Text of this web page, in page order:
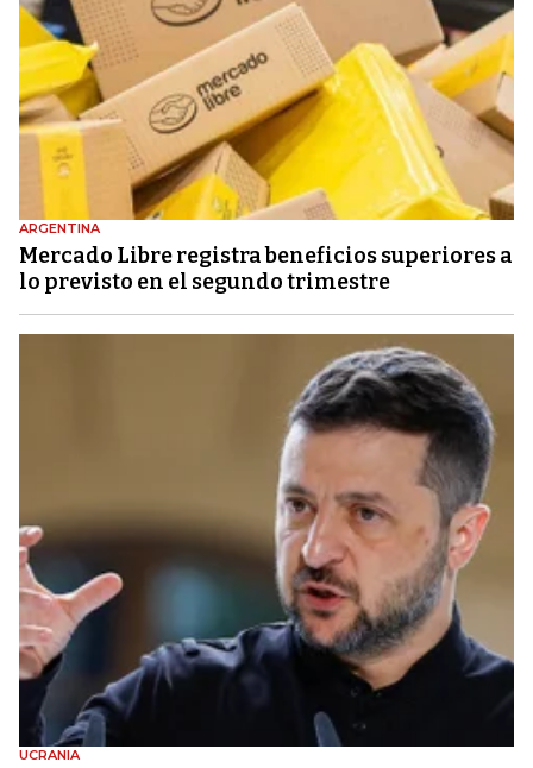
ARGENTINA
Mercado Libre registra beneficios superiores a
lo previsto en el segundo trimestre
UCRANIA